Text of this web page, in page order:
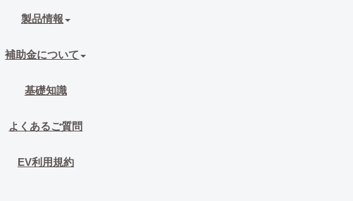
製品情報
補助金について
基礎知識
よくあるご質問
EV利用規約